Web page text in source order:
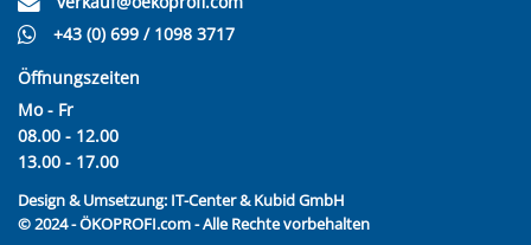
+43 (0) 699 / 1098 3717
Öffnungszeiten
Mo - Fr
08.00 - 12.00
13.00 - 17.00
Design & Umsetzung: IT-Center & Kubid GmbH
© 2024 - ÖKOPROFI.com - Alle Rechte vorbehalten